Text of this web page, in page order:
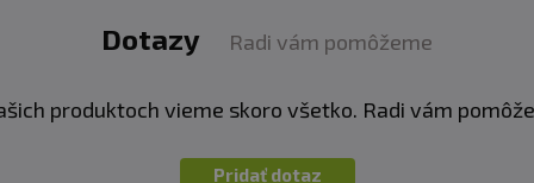
Dotazy Radi vám pomôžeme
produktoch vieme skoro všetko. Radi vám
Pridať dotaz